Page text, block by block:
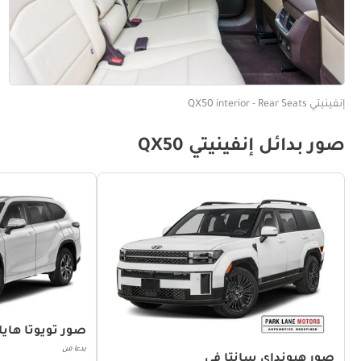
إنفينيتي QX50 interior - Rear Seats
صور بدائل إنفينيتي QX50
صور تويوتا
بدءا من